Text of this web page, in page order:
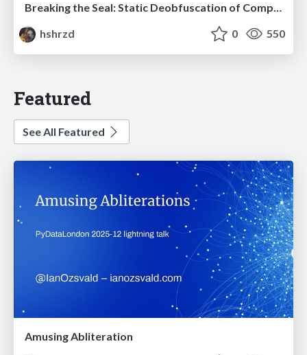
Breaking the Seal: Static Deobfuscation of Compiled V8 JavaScript Bytecode Malware
hshrzd
0 550
Featured
See All Featured
Amusing Abliteration